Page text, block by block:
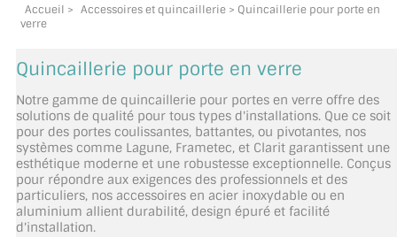
NOUS CONTACTER
SUIVI DE DEVIS
SUIVI DE COMMANDE
TOUS LES TARIFS AU M2
Accueil > Accessoires et quincaillerie > Quincaillerie pour porte en
verre
Quincaillerie pour porte en verre
Notre gamme de quincaillerie pour portes en verre offre des
solutions de qualité pour tous types d'installations. Que ce soit
pour des portes coulissantes, battantes, ou pivotantes, nos
systèmes comme Lagune, Frametec, et Clarit garantissent une
esthétique moderne et une robustesse exceptionnelle. Conçus
pour répondre aux exigences des professionnels et des
particuliers, nos accessoires en acier inoxydable ou en
aluminium allient durabilité, design épuré et facilité
d'installation.